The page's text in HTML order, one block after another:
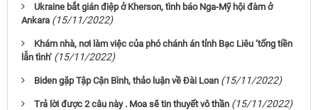
Ukraine bắt gián điệp ở Kherson, tình báo Nga-Mỹ hội đàm ở
Ankara (15/11/2022)
Khám nhà, nơi làm việc của phó chánh án tỉnh Bạc Liêu ‘tống tiền
lẫn tình’ (15/11/2022)
Biden gặp Tập Cận Bình, thảo luận về Đài Loan (15/11/2022)
Trả lời được 2 câu này . Moa sẽ tin thuyết vô thần (15/11/2022)